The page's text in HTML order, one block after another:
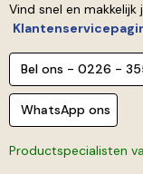
Vind snel en
Bel ons - 0226 -
WhatsApp ons
Productspecialisten